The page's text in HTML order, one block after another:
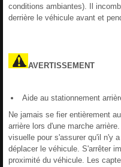
conditions ambiantes). Il
derrière le véhicule avant et
AVERTISSEMENT
Aide au stationnement
Ne jamais se fier entièrement
arrière lors d'une marche
visuelle pour s'assurer qu'il n'y
déplacer le véhicule. S'arrêter
proximité du véhicule. Les